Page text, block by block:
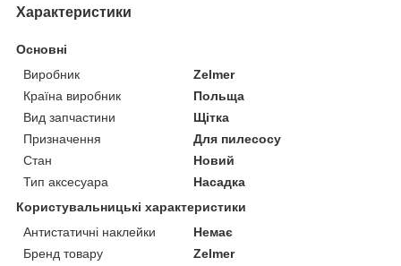
Характеристики
Основні
Виробник
Zelmer
Країна виробник
Польща
Вид запчастини
Щітка
Призначення
Для пилесосу
Стан
Новий
Тип аксесуара
Насадка
Користувальницькі характеристики
Антистатичні наклейки
Немає
Бренд товару
Zelmer